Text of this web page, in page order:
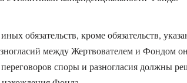
обязательств, кроме обязательств,
между Жертвователем и Фондом
споры и разногласия должны